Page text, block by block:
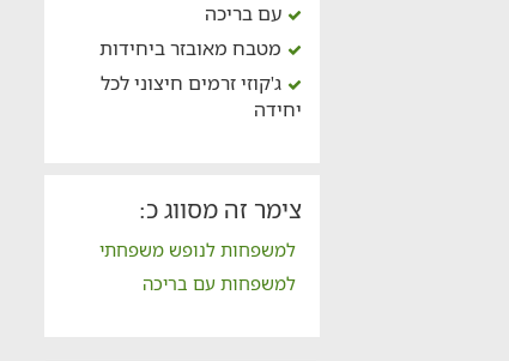
עם בריכה
מטבח מאובזר ביחידות
ג'קוזי זרמים חיצוני לכל
יחידה
צימר זה מסווג כ:
למשפחות לנופש משפחתי
למשפחות עם בריכה